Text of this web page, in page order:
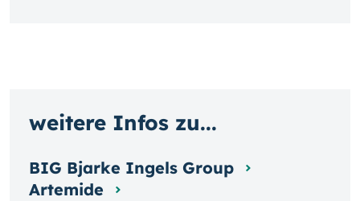
weitere Infos zu...
BIG Bjarke Ingels Group
Artemide